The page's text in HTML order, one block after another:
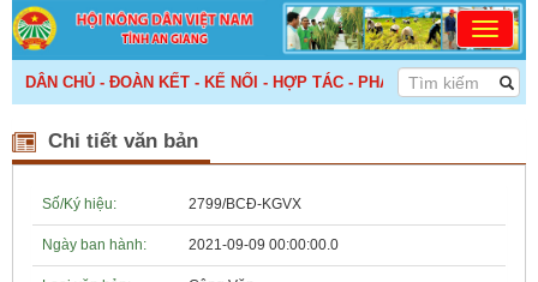
DÂN CHỦ - ĐOÀN KẾT - KẾ NỐI - HỢP TÁC - PHÁT TRIỂN! >>>
Chi tiết văn bản
Số/Ký hiệu: 2799/BCĐ-KGVX
Ngày ban hành: 2021-09-09 00:00:00.0